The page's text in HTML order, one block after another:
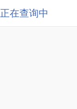
正在查询中